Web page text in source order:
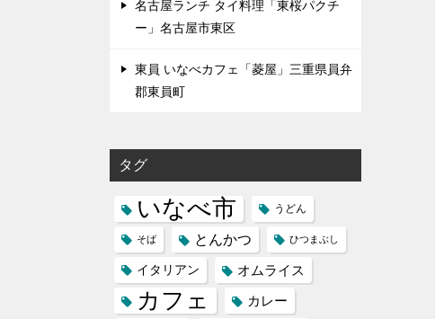
名古屋ランチ タイ料理「東桜パクチ
ー」名古屋市東区
東員 いなべカフェ「菱屋」三重県員弁
郡東員町
タグ
いなべ市 うどん
そば とんかつ ひつまぶし
イタリアン オムライス
カフェ カレー